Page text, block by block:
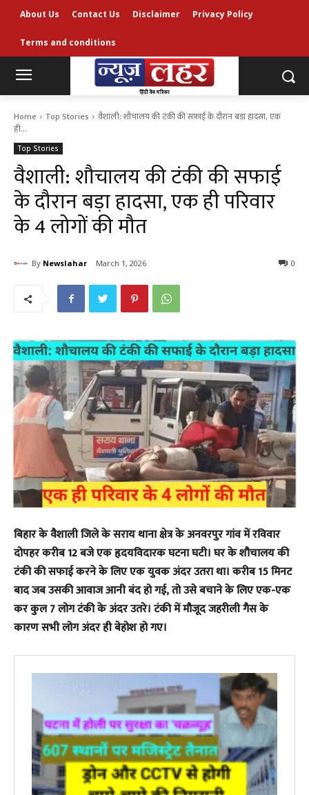
About Us Contact Us Disclaimer Privacy Policy
Terms and conditions
Home Top Stories
वैशाली: शौचालय की टंकी की सफाई के दौरान बड़ा हादसा, एक
ही...
Top Stories
वैशाली: शौचालय की टंकी की सफाई
के दौरान बड़ा हादसा, एक ही परिवार
के 4 लोगों की मौत
By Newslahar March 1, 2026 0
बिहार के वैशाली जिले के सराय थाना क्षेत्र के अनवरपुर गांव में रविवार
दोपहर करीब 12 बजे एक हृदयविदारक घटना घटी। घर के शौचालय की
टंकी की सफाई करने के लिए एक युवक अंदर उतरा था। करीब 15 मिनट
बाद जब उसकी आवाज आनी बंद हो गई, तो उसे बचाने के लिए एक-एक
कर कुल 7 लोग टंकी के अंदर उतरे। टंकी में मौजूद जहरीली गैस के
कारण सभी लोग अंदर ही बेहोश हो गए।